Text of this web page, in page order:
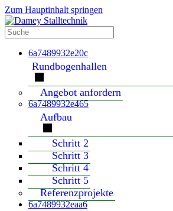
Zum Hauptinhalt springen
6a7489932e20c
Rundbogenhallen
Angebot anfordern
6a7489932e465
Aufbau
Schritt 2
Schritt 3
Schritt 4
Schritt 5
Referenzprojekte
6a7489932eaa6